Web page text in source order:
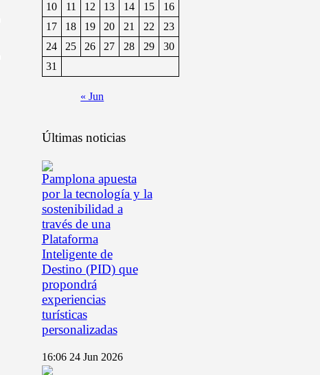
10
11 12 13 14 15
16
17
18 19 20 21 22
23
24
25 26 27 28 29
30
31
« Jun
Últimas noticias
Pamplona apuesta
por la tecnología y la
sostenibilidad a
través de una
Plataforma
Inteligente de
Destino (PID) que
propondrá
experiencias
turísticas
personalizadas
16:06 24 Jun 2026